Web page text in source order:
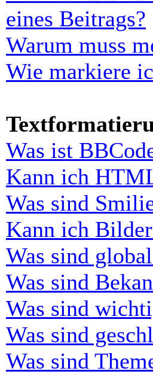
eines Beitrags?
Warum muss
Wie markiere
Was ist
Kann ich
Was sind
Kann ich
Was sind
Was sind
Was sind
Was sind
Was sind